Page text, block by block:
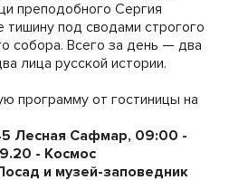
преподобного Сергия
тишину под сводами строгого
собора. Всего за день — два
лица русской истории.
программу от гостиницы на
Лесная Сафмар, 09:00 -
- Космос
и музей-заповедник